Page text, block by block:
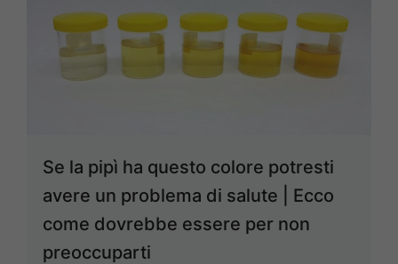
Se la pipì ha questo colore potresti
avere un problema di salute | Ecco
come dovrebbe essere per non
preoccuparti